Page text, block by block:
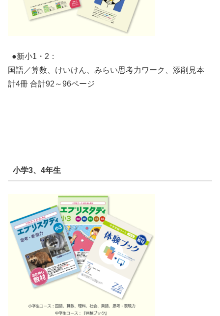
●新小1・2：
国語／算数、けいけん、みらい思考力ワーク、添削見本
計4冊 合計92～96ページ
小学3、4年生